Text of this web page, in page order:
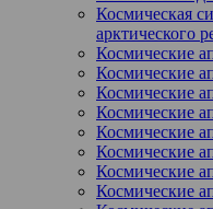
Космическая
арктического
Космические
Космические
Космические
Космические
Космические
Космические
Космические
Космические